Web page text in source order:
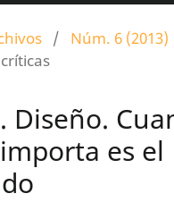
/ Núm. 6 (2013)
Diseño.
es el